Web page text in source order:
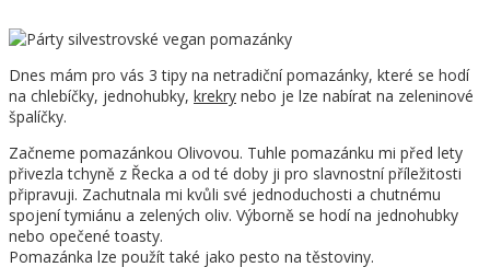
Dnes mám pro vás 3 tipy na netradiční pomazánky, které se hodí
na chlebíčky, jednohubky, krekry nebo je lze nabírat na zeleninové
špalíčky.
Začneme pomazánkou Olivovou. Tuhle pomazánku mi před lety
přivezla tchyně z Řecka a od té doby ji pro slavnostní příležitosti
připravuji. Zachutnala mi kvůli své jednoduchosti a chutnému
spojení tymiánu a zelených oliv. Výborně se hodí na jednohubky
nebo opečené toasty.
Pomazánka lze použít také jako pesto na těstoviny.